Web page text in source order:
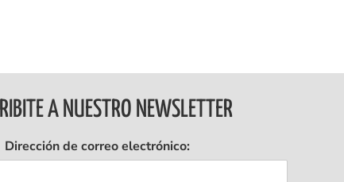
A NUESTRO NEWSLETTER
Dirección de correo electrónico: